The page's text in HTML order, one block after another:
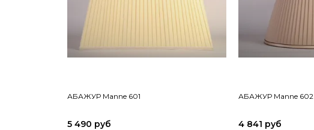
АБАЖУР Manne 601
5 490 руб
АБАЖУР Manne 602
4 841 руб